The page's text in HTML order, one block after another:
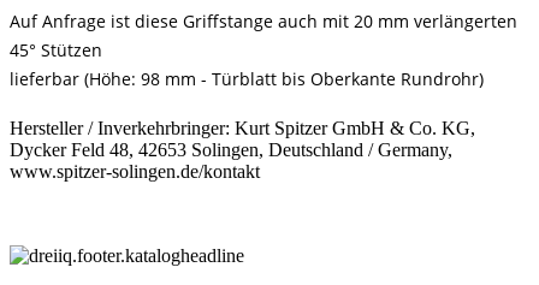
Auf Anfrage ist diese Griffstange auch mit 20 mm verlängerten
45° Stützen
lieferbar (Höhe: 98 mm - Türblatt bis Oberkante Rundrohr)
Hersteller / Inverkehrbringer: Kurt Spitzer GmbH & Co. KG,
Dycker Feld 48, 42653 Solingen, Deutschland / Germany,
www.spitzer-solingen.de/kontakt